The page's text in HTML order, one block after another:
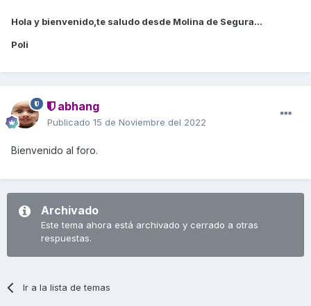
Hola y bienvenido,te saludo desde Molina de Segura...
Poli
abhang
Publicado 15 de Noviembre del 2022
Bienvenido al foro.
Archivado
Este tema ahora está archivado y cerrado a otras
respuestas.
Ir a la lista de temas